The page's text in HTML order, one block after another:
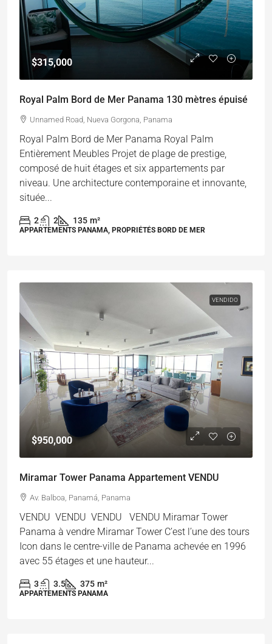
$315,000
Royal Palm Bord de Mer Panama 130 mètres épuisé
Unnamed Road, Nueva Gorgona, Panama
Royal Palm Bord de Mer Panama Royal Palm
Entièrement Meubles Projet de plage de prestige,
composé de huit étages et six appartements par
niveau. Une architecture contemporaine et innovante,
située...
2 2 135 m²
APPARTEMENTS PANAMA, PROPRIÉTÉS BORD DE MER
VENDIDO
$950,000
Miramar Tower Panama Appartement VENDU
Av. Balboa, Panamá, Panama
VENDU VENDU VENDU VENDU Miramar Tower
Panama à vendre Miramar Tower C’est l’une des tours
Icon dans le centre-ville de Panama achevée en 1996
avec 55 étages et une hauteur...
3 3.5 375 m²
APPARTEMENTS PANAMA